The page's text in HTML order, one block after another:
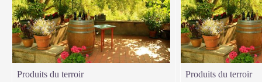
Produits du terroir
Produits du terroir